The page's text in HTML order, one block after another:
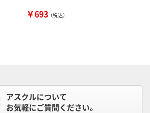
￥693 （税込）
アスクルについて
お気軽にご質問ください。